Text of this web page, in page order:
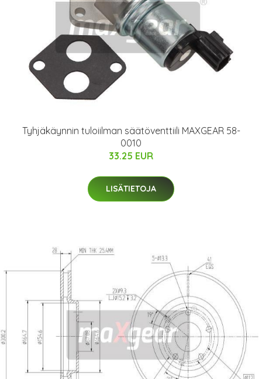
Tyhjäkäynnin tuloiilman säätöventtiili MAXGEAR 58-
0010
33.25 EUR
LISÄTIETOJA